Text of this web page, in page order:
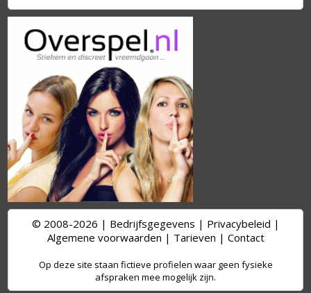
© 2008-2026 | Bedrijfsgegevens | Privacybeleid |
Algemene voorwaarden | Tarieven | Contact
Op deze site staan fictieve profielen waar geen fysieke
afspraken mee mogelijk zijn.